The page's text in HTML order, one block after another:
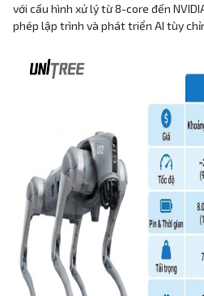
với cấu hình xử lý từ 8-core đến
phép lập trình và phát triển AI tùy